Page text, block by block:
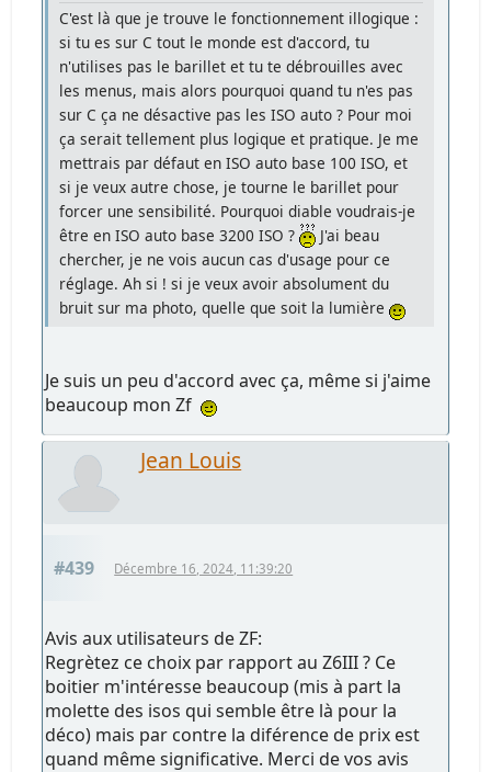
C'est là que je trouve le fonctionnement illogique :
si tu es sur C tout le monde est d'accord, tu
n'utilises pas le barillet et tu te débrouilles avec
les menus, mais alors pourquoi quand tu n'es pas
sur C ça ne désactive pas les ISO auto ? Pour moi
ça serait tellement plus logique et pratique. Je me
mettrais par défaut en ISO auto base 100 ISO, et
si je veux autre chose, je tourne le barillet pour
forcer une sensibilité. Pourquoi diable voudrais-je
être en ISO auto base 3200 ISO ?
J'ai beau
chercher, je ne vois aucun cas d'usage pour ce
réglage. Ah si ! si je veux avoir absolument du
bruit sur ma photo, quelle que soit la lumière
Je suis un peu d'accord avec ça, même si j'aime
beaucoup mon Zf
Jean Louis
#439 Décembre 16, 2024, 11:39:20
Avis aux utilisateurs de ZF:
Regrètez ce choix par rapport au Z6III ? Ce
boitier m'intéresse beaucoup (mis à part la
molette des isos qui semble être là pour la
déco) mais par contre la diférence de prix est
quand même significative. Merci de vos avis